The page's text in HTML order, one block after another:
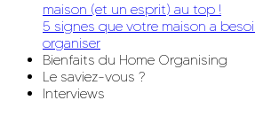
maison (et un esprit) au top !
5 signes que votre maison a
organiser
Bienfaits du Home Organising
Le saviez-vous ?
Interviews